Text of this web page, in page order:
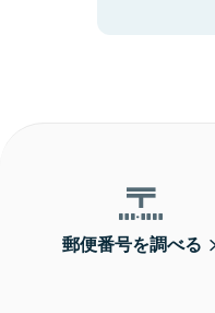
郵便番号を調べる